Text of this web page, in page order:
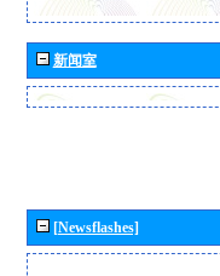
新闻室
[Newsflashes]